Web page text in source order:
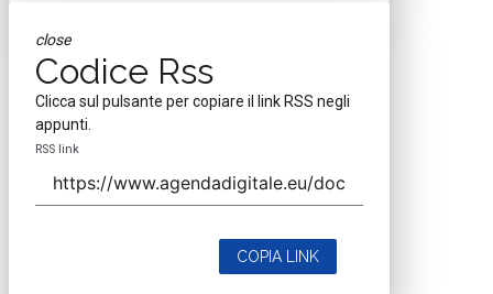
close
Codice Rss
Clicca sul pulsante per copiare il link RSS negli
appunti.
RSS link
COPIA LINK